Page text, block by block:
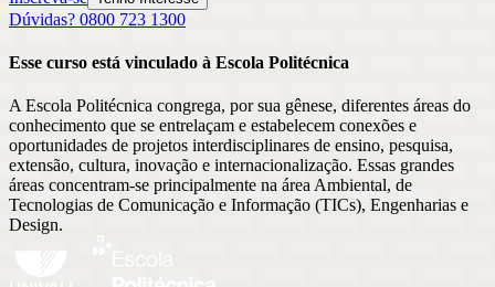
Dúvidas? 0800 723 1300
Esse curso está vinculado à Escola Politécnica
A Escola Politécnica congrega, por sua gênese, diferentes áreas do
conhecimento que se entrelaçam e estabelecem conexões e
oportunidades de projetos interdisciplinares de ensino, pesquisa,
extensão, cultura, inovação e internacionalização. Essas grandes
áreas concentram-se principalmente na área Ambiental, de
Tecnologias de Comunicação e Informação (TICs), Engenharias e
Design.